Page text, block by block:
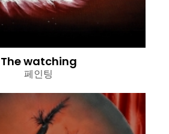
The watching
페인팅